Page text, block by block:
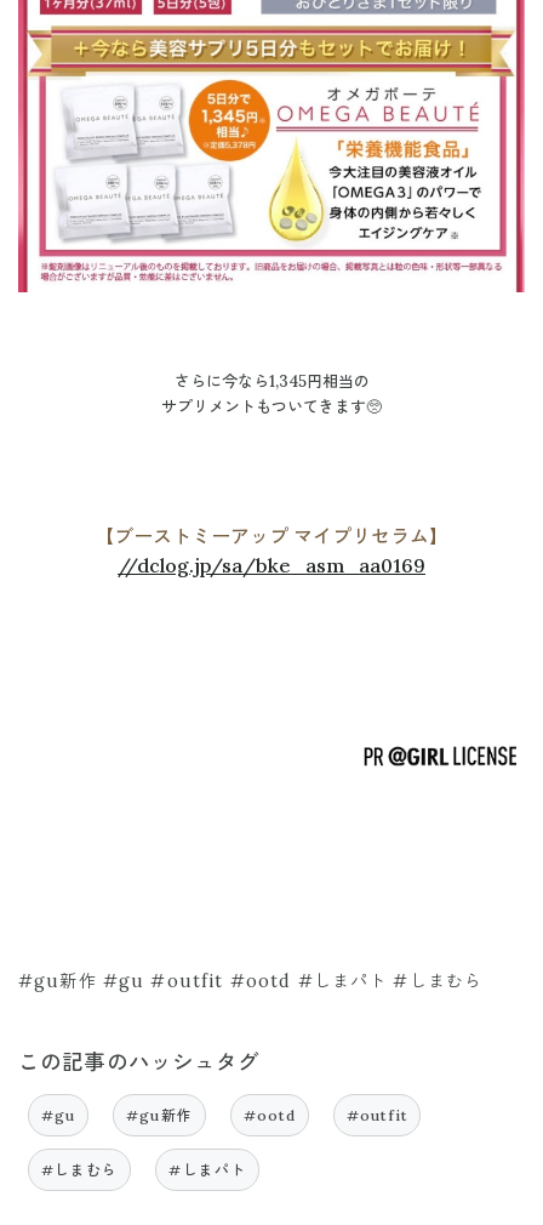
さらに今なら1,345円相当の
サプリメントもついてきます🥺
【ブーストミーアップ マイプリセラム】
//dclog.jp/sa/bke_asm_aa0169
#gu新作 #gu #outfit #ootd #しまパト #しまむら
この記事のハッシュタグ
#gu #gu新作 #ootd #outfit
#しまむら #しまパト